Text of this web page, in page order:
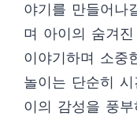
야기를 만들어나
며 아이의 숨겨
이야기하며 소중
놀이는 단순히
이의 감성을 풍